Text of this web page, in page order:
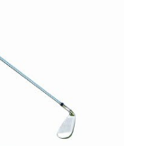
la web oficial.
Senior de